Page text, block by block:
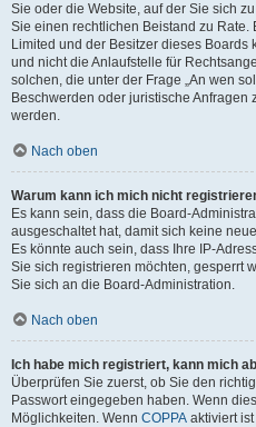
Sie oder die Website, auf der Sie sich
Sie einen rechtlichen Beistand zu Rate.
Limited und der Besitzer dieses
und nicht die Anlaufstelle für
solchen, die unter der Frage „An wen
Beschwerden oder juristische Anfragen
werden.
Nach oben
Warum kann ich mich nicht
Es kann sein, dass die Board-
ausgeschaltet hat, damit sich keine
Es könnte auch sein, dass Ihre IP-
Sie sich registrieren möchten, gesperrt
Sie sich an die Board-Administration.
Nach oben
Ich habe mich registriert, kann mich
Überprüfen Sie zuerst, ob Sie den
Passwort eingegeben haben. Wenn
Möglichkeiten. Wenn COPPA aktiviert